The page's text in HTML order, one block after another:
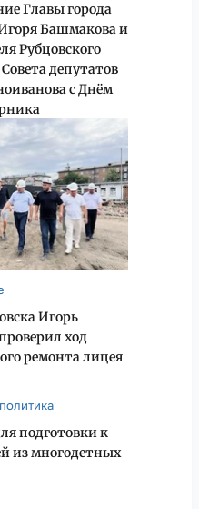
Главы города
Башмакова и
Рубцовского
депутатов
с Днём
Игорь
ход
ремонта лицея
подготовки к
из многодетных